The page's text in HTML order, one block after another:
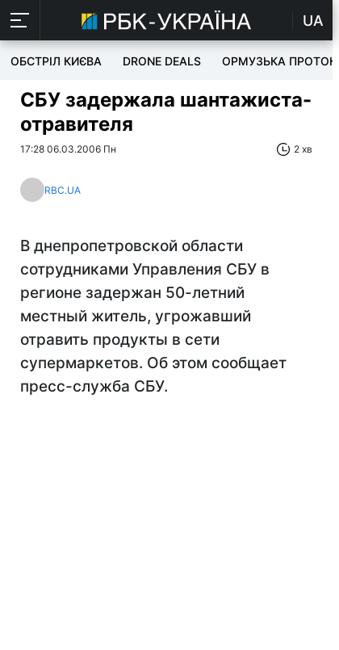
UA
ОБСТРІЛ КИЄВА DRONE DEALS ОРМУЗЬКА ПРОТОКА
СБУ задержала шантажиста-
отравителя
17:28 06.03.2006 Пн 2 хв
RBC.UA
В днепропетровской области
сотрудниками Управления СБУ в
регионе задержан 50-летний
местный житель, угрожавший
отравить продукты в сети
супермаркетов. Об этом сообщает
пресс-служба СБУ.